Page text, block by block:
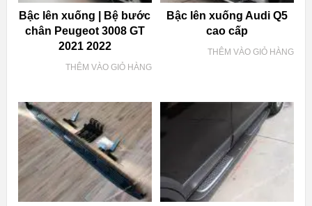
Bậc lên xuống | Bệ bước
chân Peugeot 3008 GT
2021 2022
THÊM VÀO GIỎ HÀNG
Bậc lên xuống Audi Q5
cao cấp
THÊM VÀO GIỎ HÀNG